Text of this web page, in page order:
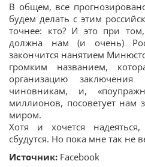
В общем, все
будем делать с этим
точнее: кто? И это при
должна нам (и очень)
закончится нанятием
громким названием,
организацию
чиновникам, и,
миллионов, посоветует нам
миром.
Хотя и хочется
сбудутся. Но пока мне так не
Источник: Facebook